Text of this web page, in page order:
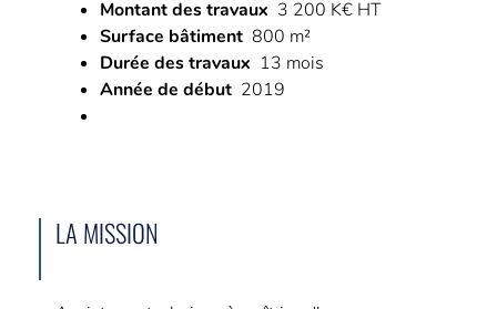
Montant des travaux 3 200 K€ HT
Surface bâtiment 800 m²
Durée des travaux 13 mois
Année de début 2019
LA MISSION